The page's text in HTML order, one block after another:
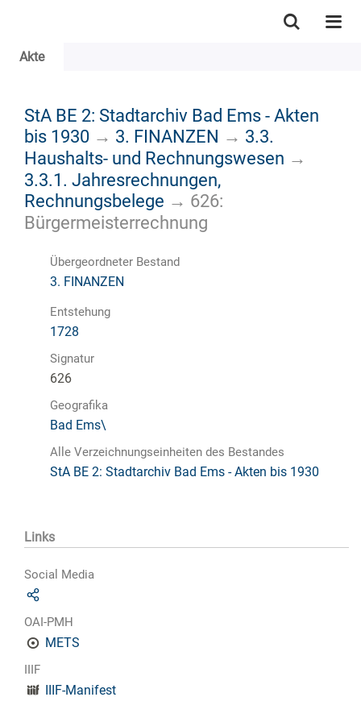
Akte
StA BE 2: Stadtarchiv Bad Ems - Akten
bis 1930 → 3. FINANZEN → 3.3.
Haushalts- und Rechnungswesen →
3.3.1. Jahresrechnungen,
Rechnungsbelege → 626:
Bürgermeisterrechnung
Übergeordneter Bestand
3. FINANZEN
Entstehung
1728
Signatur
626
Geografika
Bad Ems\
Alle Verzeichnungseinheiten des Bestandes
StA BE 2: Stadtarchiv Bad Ems - Akten bis 1930
Links
Social Media
OAI-PMH
METS
IIIF
IIIF-Manifest